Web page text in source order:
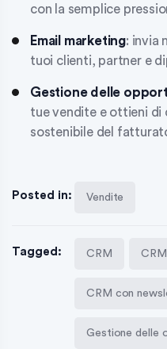
con la semplice
Email marketing: invia
tuoi clienti, partner e
Gestione delle
tue vendite e ottieni di
sostenibile del
Posted in: Vendite
Tagged: CRM
CRM con
Gestione delle